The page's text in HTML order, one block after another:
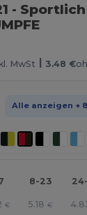
-
MwSt | 3.48 €
Alle anzeigen + 8
8-23
€ 5.18 €